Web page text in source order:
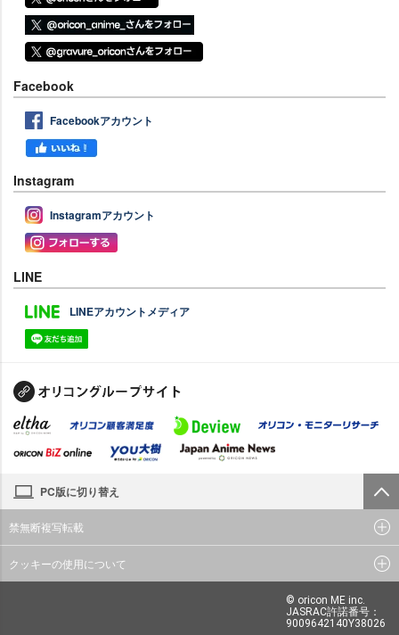
Facebook
Facebookアカウント
Instagram
Instagramアカウント
LINE
LINEアカウントメディア
PC版に切り替え
禁無断複写転載
クッキーの使用について
© oricon ME inc.
JASRAC許諾番号：
9009642140Y38026